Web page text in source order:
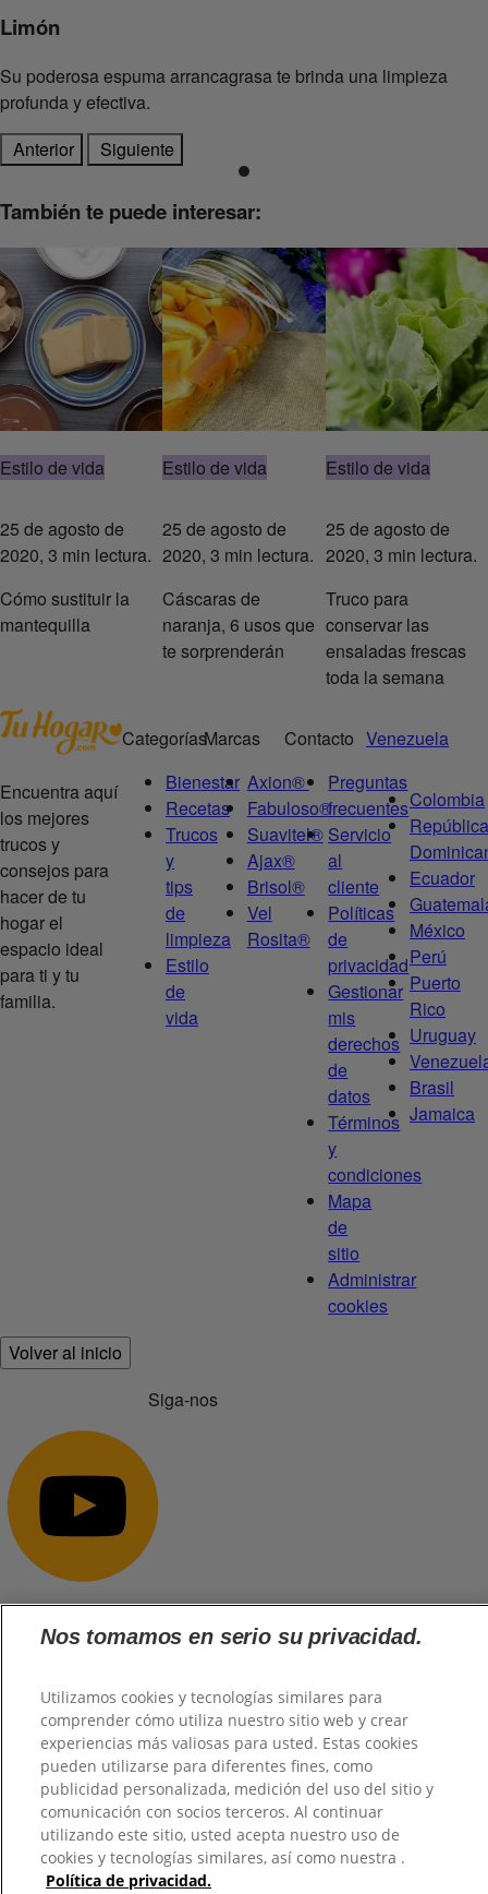
Limón
Su poderosa espuma arrancagrasa te brinda una limpieza
profunda y efectiva.
Anterior
Siguiente
También te puede interesar:
Estilo de vida
25 de agosto de
2020, 3 min lectura.
Cómo sustituir la
mantequilla
Estilo de vida
25 de agosto de
2020, 3 min lectura.
Cáscaras de
naranja, 6 usos que
te sorprenderán
Estilo de vida
25 de agosto de
2020, 3 min lectura.
Truco para
conservar las
ensaladas frescas
toda la semana
Encuentra aquí
los mejores
trucos y
consejos para
hacer de tu
hogar el
espacio ideal
para ti y tu
familia.
Categorías
Bienestar
Recetas
Trucos
y
tips
de
limpieza
Estilo
de
vida
Marcas
Axion®
Fabuloso®
Suavitel®
Ajax®
Brisol®
Vel
Rosita®
Contacto
Preguntas
frecuentes
Servicio
al
cliente
Políticas
de
privacidad
Gestionar
mis
derechos
de
datos
Términos
y
condiciones
Mapa
de
sitio
Administrar
cookies
Venezuela
Colombia
República
Ecuador
México
Perú
Puerto
Rico
Uruguay
Brasil
Jamaica
Volver al inicio
Siga-nos
Nos tomamos en serio su privacidad.
Utilizamos cookies y tecnologías similares para
comprender cómo utiliza nuestro sitio web y crear
experiencias más valiosas para usted. Estas cookies
pueden utilizarse para diferentes fines, como
publicidad personalizada, medición del uso del sitio y
comunicación con socios terceros. Al continuar
utilizando este sitio, usted acepta nuestro uso de
cookies y tecnologías similares, así como nuestra .
Política de privacidad.